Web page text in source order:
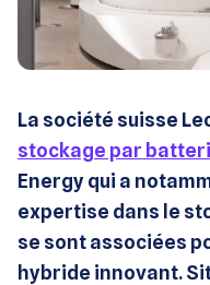
La société suisse
stockage par
Energy qui a
expertise dans le
se sont associées
hybride innovant.